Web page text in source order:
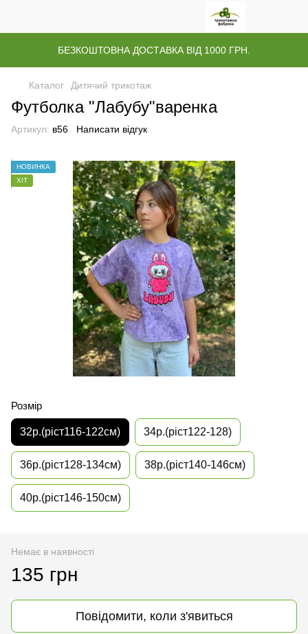
БЕЗКОШТОВНА ДОСТАВКА ВІД 1000 ГРН.
Каталог Дитячий трикотаж
Футболка "Лабубу"варенка
Артикул: в56 Написати відгук
НОВИНКА
ХІТ
Розмір
32р.(ріст116-122см) 34р.(ріст122-128)
36р.(ріст128-134см) 38р.(ріст140-146см)
40р.(ріст146-150см)
Немає в наявності
135 грн
Повідомити, коли з'явиться